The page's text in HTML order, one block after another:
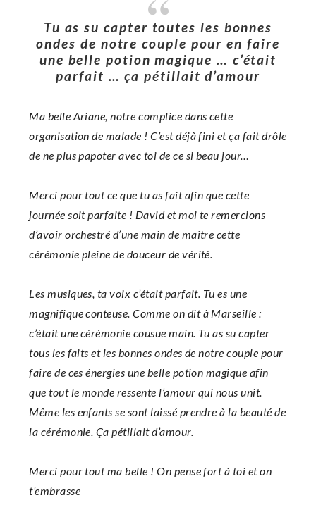
Tu as su capter toutes les bonnes
ondes de notre couple pour en faire
une belle potion magique … c’était
parfait … ça pétillait d’amour
Ma belle Ariane, notre complice dans cette
organisation de malade ! C’est déjà fini et ça fait drôle
de ne plus papoter avec toi de ce si beau jour…
Merci pour tout ce que tu as fait afin que cette
journée soit parfaite ! David et moi te remercions
d’avoir orchestré d’une main de maître cette
cérémonie pleine de douceur de vérité.
Les musiques, ta voix c’était parfait. Tu es une
magnifique conteuse. Comme on dit à Marseille :
c’était une cérémonie cousue main. Tu as su capter
tous les faits et les bonnes ondes de notre couple pour
faire de ces énergies une belle potion magique afin
que tout le monde ressente l’amour qui nous unit.
Même les enfants se sont laissé prendre à la beauté de
la cérémonie. Ça pétillait d’amour.
Merci pour tout ma belle ! On pense fort à toi et on
t’embrasse